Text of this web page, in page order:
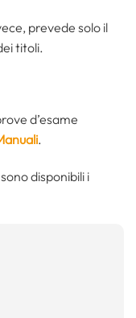
prevede solo il
titoli.
d’esame
.
sono disponibili i